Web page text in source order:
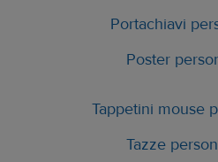
Portachiavi
Poster
Tappetini mouse
Tazze